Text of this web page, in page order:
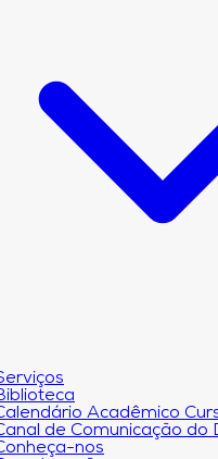
Acadêmico
de Comunicação do
nos